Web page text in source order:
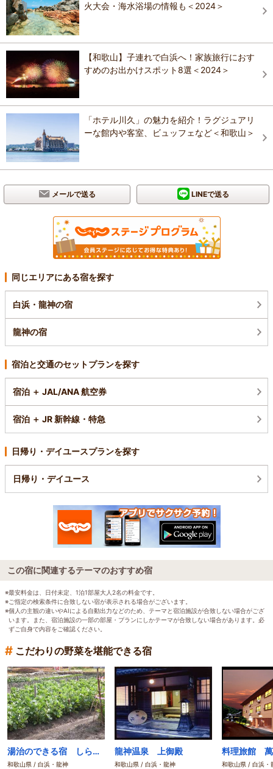
火大会・海水浴場の情報も＜2024＞
【和歌山】子連れで白浜へ！家族旅行におす
すめのお出かけスポット8選＜2024＞
「ホテル川久」の魅力を紹介！ラグジュアリ
ーな館内や客室、ビュッフェなど＜和歌山＞
メールで送る LINEで送る
同じエリアにある宿を探す
白浜・龍神の宿
龍神の宿
宿泊と交通のセットプランを探す
宿泊 ＋ JAL/ANA 航空券
宿泊 ＋ JR 新幹線・特急
日帰り・デイユースプランを探す
日帰り・デイユース
この宿に関連するテーマのおすすめ宿
※最安料金は、日付未定、1泊1部屋大人2名の料金です。
※ご指定の検索条件に合致しない宿が表示される場合がございます。
※個人の主観の違いやAIによる自動出力などのため、テーマと宿泊施設が合致しない場合がござ
います。また、宿泊施設の一部の部屋・プランにしかテーマが合致しない場合があります。必
ずご自身で内容をご確認ください。
# こだわりの野菜を堪能できる宿
湯治のできる宿 しらさぎ
和歌山県 / 白浜・龍神
龍神温泉 上御殿
和歌山県 / 白浜・龍神
料理旅館
和歌山県 / 白浜・